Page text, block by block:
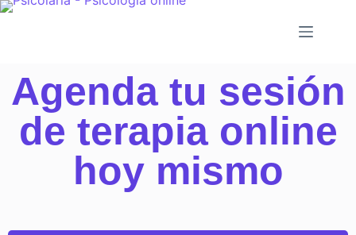
Agenda tu sesión
de terapia online
hoy mismo